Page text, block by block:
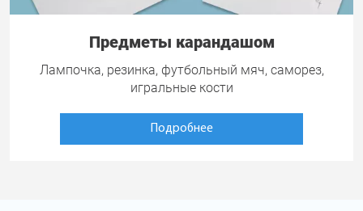
Предметы карандашом
Лампочка, резинка, футбольный мяч, саморез,
игральные кости
Подробнее